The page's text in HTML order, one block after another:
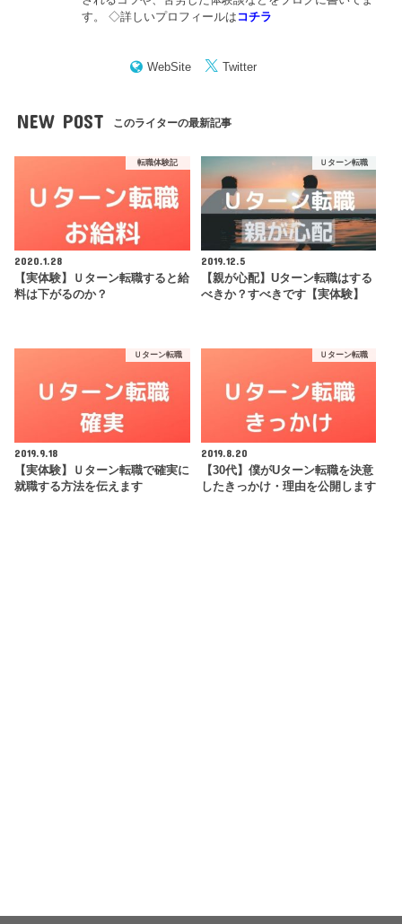
す。 ◇詳しいプロフィールは コチラ
WebSite Twitter
NEW POST このライターの最新記事
転職体験記
2020.1.28
【実体験】Ｕターン転職すると給
料は下がるのか？
Ｕターン転職
2019.12.5
【親が心配】Uターン転職はする
べきか？すべきです【実体験】
Ｕターン転職
2019.9.18
【実体験】Ｕターン転職で確実に
就職する方法を伝えます
Ｕターン転職
2019.8.20
【30代】僕がUターン転職を決意
したきっかけ・理由を公開します